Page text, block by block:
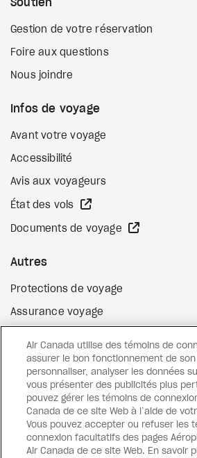
Soutien
Gestion de votre réservation
Foire aux questions
Nous joindre
Infos de voyage
Avant votre voyage
Accessibilité
Avis aux voyageurs
État des vols
Documents de voyage
Autres
Protections de voyage
Assurance voyage
Surclassement de vol
Cartes-cadeaux Site Web externe
Facebook
©2026Vacances Air
Air Canada utilise des témoins de
assurer le bon fonctionnement de son
personnaliser, analyser les données
vous présenter des publicités plus
pouvez gérer les témoins de
Canada de ce site Web à l’aide de
Vous pouvez accepter ou refuser les
connexion facultatifs des pages
Air Canada de ce site Web. En savoir